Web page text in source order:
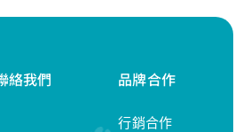
絡我們 品牌合作
行銷合作